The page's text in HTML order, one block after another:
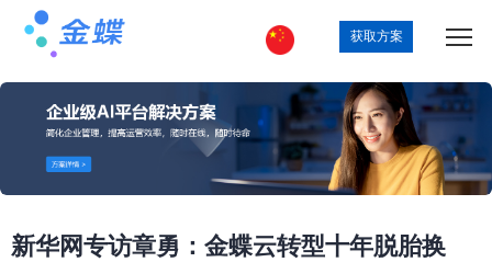
获取方案
新华网专访章勇：金蝶云转型十年脱胎换